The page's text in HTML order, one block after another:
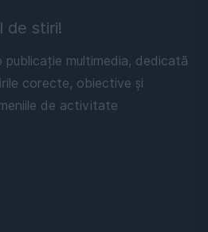
de stiri!
publicație multimedia, dedicată
corecte, obiective și
de activitate